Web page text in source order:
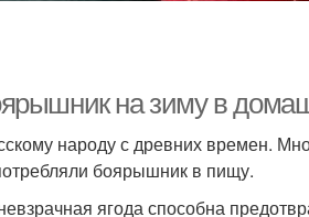
на зиму в
народу с древних времен.
боярышник в пищу.
ягода способна